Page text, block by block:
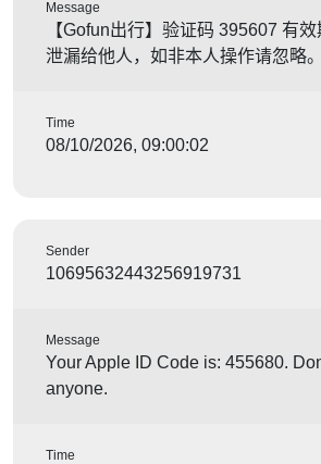
Message
【Gofun出行】验证码 395607 有
泄漏给他人，如非本人操作请忽略。
Time
08/10/2026, 09:00:02
Sender
10695632443256919731
Message
Your Apple ID Code is: 455680.
anyone.
Time